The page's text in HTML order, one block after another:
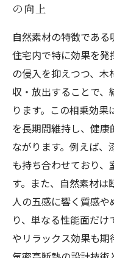
の向上
自然素材の特徴であ
住宅内で特に効果を発
の侵入を抑えつつ、
収・放出することで、
ります。この相乗効
を長期間維持し、健
ながります。例えば
も持ち合わせており
す。また、自然素材
人の五感に響く質感や
り、単なる性能面だ
やリラックス効果も期